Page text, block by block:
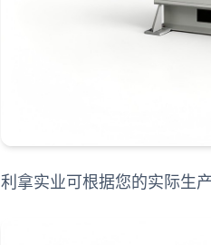
利拿实业可根据您的实际生